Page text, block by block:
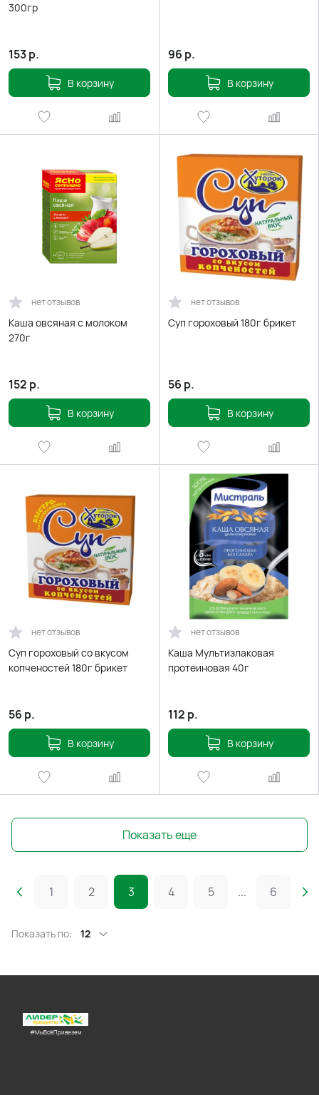
300гр
153р.
В корзину
96 р.
В корзину
нет отзывов
Каша овсяная с молоком
270г
152 р.
В корзину
нет отзывов
Суп гороховый 180г брикет
56 р.
В корзину
нет отзывов
Суп гороховый со вкусом
копченостей 180г брикет
56 р.
В корзину
нет отзывов
Каша Мультизлаковая
протеиновая 40г
112 р.
В корзину
Показать еще
1 2 3 4 5 ... 6
Показать по: 12
#МыВсёПривезем